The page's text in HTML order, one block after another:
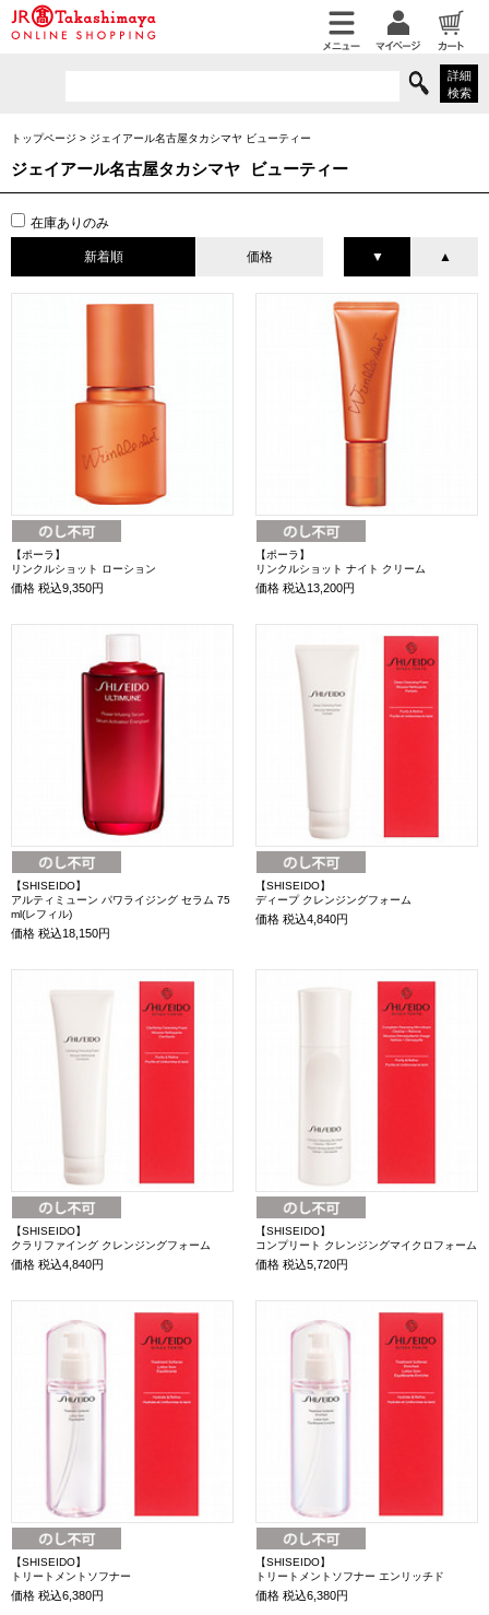
詳細
検索
トップページ > ジェイアール名古屋タカシマヤ ビューティー
ジェイアール名古屋タカシマヤ ビューティー
在庫ありのみ
新着順 価格 ▼ ▲
【ポーラ】
リンクルショット ローション
価格 税込9,350円
【ポーラ】
リンクルショット ナイト クリーム
価格 税込13,200円
【SHISEIDO】
アルティミューン パワライジング セラム 75
ml(レフィル)
価格 税込18,150円
【SHISEIDO】
ディープ クレンジングフォーム
価格 税込4,840円
【SHISEIDO】
クラリファイング クレンジングフォーム
価格 税込4,840円
【SHISEIDO】
コンプリート クレンジングマイクロフォーム
価格 税込5,720円
【SHISEIDO】
トリートメントソフナー
価格 税込6,380円
【SHISEIDO】
トリートメントソフナー エンリッチド
価格 税込6,380円